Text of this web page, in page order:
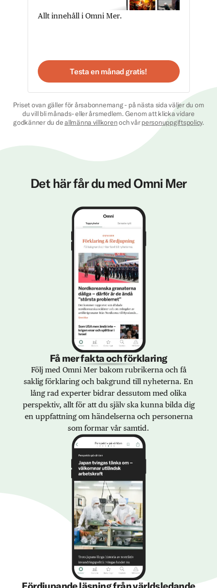
Allt innehåll i Omni Mer.
Testa en månad gratis!
Priset ovan gäller för årsabonnemang - på nästa sida väljer du om
du vill bli månads- eller årsmedlem. Genom att klicka vidare
godkänner du deallmänna villkorenoch vårpersonuppgiftspolicy.
Det här får du med Omni Mer
Få mer fakta och förklaring
Följ med Omni Mer bakom rubrikerna och få
saklig förklaring och bakgrund till nyheterna. En
lång rad experter bidrar dessutom med olika
perspektiv, allt för att du själv ska kunna bilda dig
en uppfattning om händelserna och personerna
som formar vår samtid.